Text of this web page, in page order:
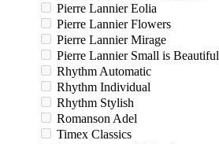
Pierre Lannier Eolia
Pierre Lannier Flowers
Pierre Lannier Mirage
Pierre Lannier Small is Beautiful
Rhythm Automatic
Rhythm Individual
Rhythm Stylish
Romanson Adel
Timex Classics